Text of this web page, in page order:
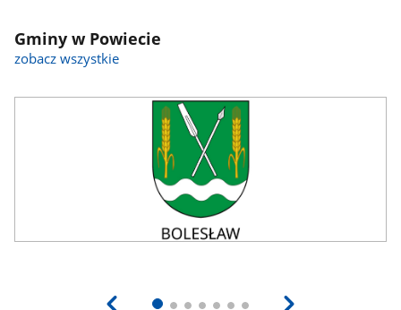
Gminy w Powiecie
zobacz wszystkie